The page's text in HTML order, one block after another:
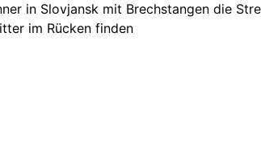
in Slovjansk mit Brechstangen die
im Rücken finden